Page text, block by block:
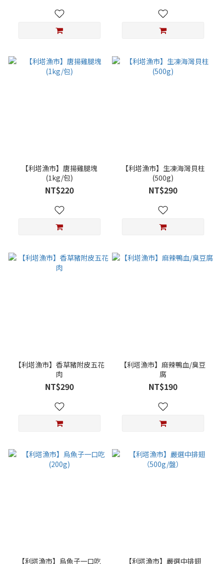
【利塔漁市】唐揚雞腿塊
(1kg/包)
NT$220
【利塔漁市】生凍海灣貝柱
(500g)
NT$290
【利塔漁市】香草豬附皮五花
肉
NT$290
【利塔漁市】麻辣鴨血/臭豆
腐
NT$190
【利塔漁市】烏魚子一口吃 【利塔漁市】嚴選中排翅